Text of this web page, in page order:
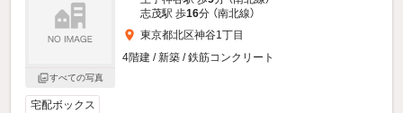
すべての写真
志茂駅 歩16分 （南北線）
東京都北区神谷1丁目
4階建 / 新築 / 鉄筋コンクリート
宅配ボックス